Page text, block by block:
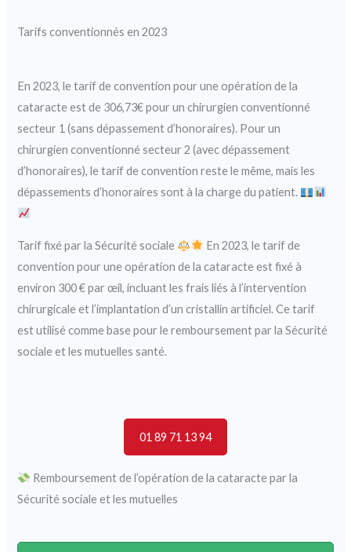
Tarifs conventionnés en 2023
En 2023, le tarif de convention pour une opération de la
cataracte est de 306,73€ pour un chirurgien conventionné
secteur 1 (sans dépassement d’honoraires). Pour un
chirurgien conventionné secteur 2 (avec dépassement
d’honoraires), le tarif de convention reste le même, mais les
dépassements d’honoraires sont à la charge du patient.
Tarif fixé par la Sécurité sociale
En 2023, le tarif de
convention pour une opération de la cataracte est fixé à
environ 300 € par œil, incluant les frais liés à l’intervention
chirurgicale et l’implantation d’un cristallin artificiel. Ce tarif
est utilisé comme base pour le remboursement par la Sécurité
sociale et les mutuelles santé.
01 89 71 13 94
Remboursement de l’opération de la cataracte par la
Sécurité sociale et les mutuelles